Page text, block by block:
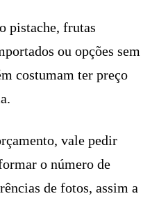
pistache, frutas
ou opções sem
costumam ter preço
vale pedir
o número de
de fotos, assim a